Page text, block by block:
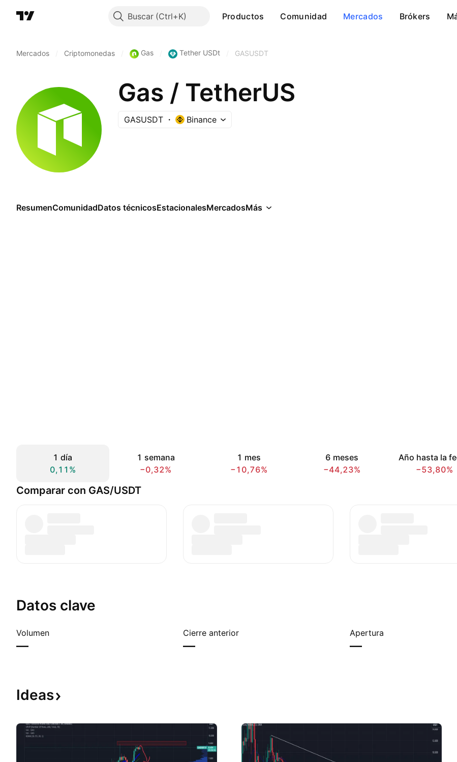
Buscar Productos Comunidad Mercados Brókers
Mercados Criptomonedas Gas Tether USDt GASUSDT
Gas / TetherUS
GASUSDT Binance
ResumenComunidadDatos técnicosEstacionalesMercadosMás
1 día
0,11%
1 semana
−0,32%
1 mes
−10,76%
6 meses
−44,23%
Año hasta la
−53,80%
Comparar con GAS/USDT
Datos clave
Volumen
—
Cierre anterior
—
Apertura
—
Ideas